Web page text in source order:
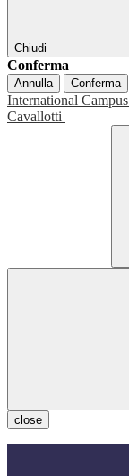
Chiudi
Conferma
Annulla Conferma
International Campus
Cavallotti
close